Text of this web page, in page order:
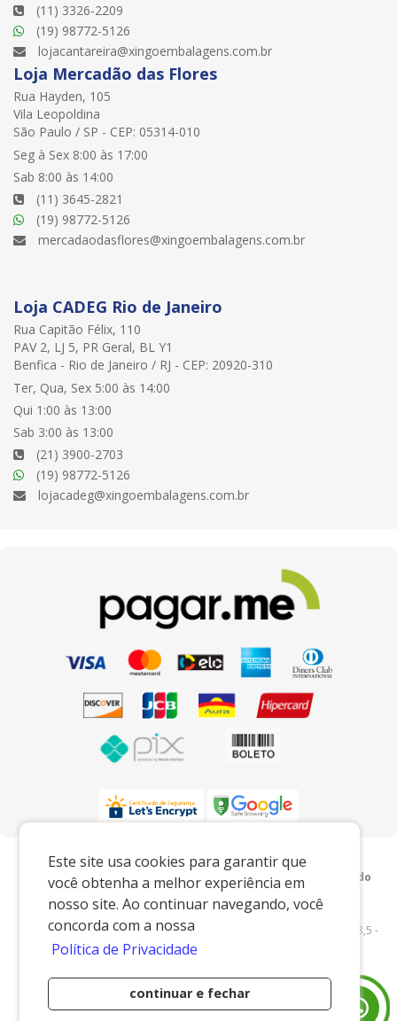
Este site usa cookies para garantir que
você obtenha a melhor experiência em
nosso site. Ao continuar navegando, você
concorda com a nossa
Política de Privacidade
continuar e fechar
(11) 3326-2209
(19) 98772-5126
lojacantareira@xingoembalagens.com.br
Loja Mercadão das Flores
Rua Hayden, 105
Vila Leopoldina
São Paulo / SP - CEP: 05314-010
Seg à Sex 8:00 às 17:00
Sab 8:00 às 14:00
(11) 3645-2821
(19) 98772-5126
mercadaodasflores@xingoembalagens.com.br
Loja CADEG Rio de Janeiro
Rua Capitão Félix, 110
PAV 2, LJ 5, PR Geral, BL Y1
Benfica - Rio de Janeiro / RJ - CEP: 20920-310
Ter, Qua, Sex 5:00 às 14:00
Qui 1:00 às 13:00
Sab 3:00 às 13:00
(21) 3900-2703
(19) 98772-5126
lojacadeg@xingoembalagens.com.br
Preços e condições exclusivos para o
www.xingoembalagens.com.br e para o televendas, podendo
sofrer alterações sem prévia notiﬁcação.
Xingó Embalagens|62.438.429/0001-12|
www.xingoembalagens.com.br| Rodovia Prefeito Aziz Lian, Km 28,5 -
s/n - Borda da Mata - Jaguariúna/SP - 13916-875 - E-mail:
Desenvolvido por